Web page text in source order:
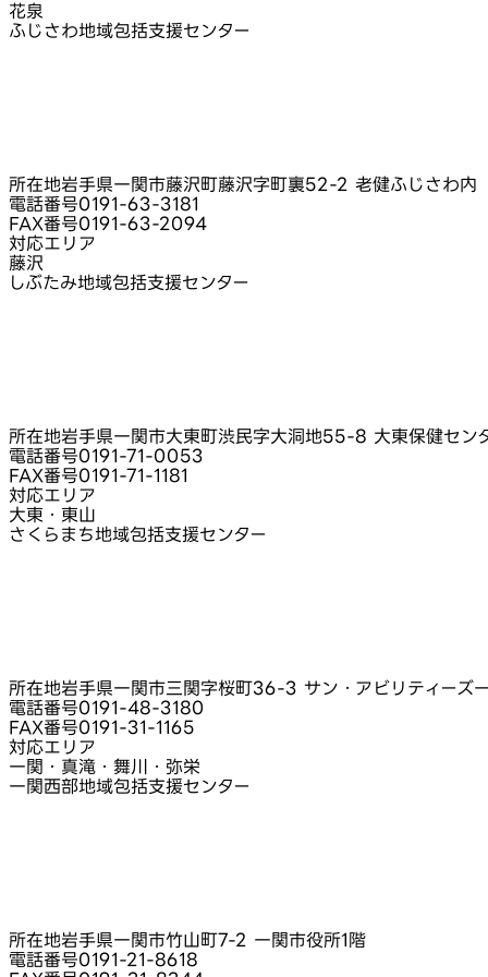
花泉
ふじさわ地域包括支援センター
所在地岩手県一関市藤沢町藤沢字町裏52-2 老健ふじさわ内
電話番号0191-63-3181
FAX番号0191-63-2094
対応エリア
藤沢
しぶたみ地域包括支援センター
所在地岩手県一関市大東町渋民字大洞地55-8 大東保健セン
電話番号0191-71-0053
FAX番号0191-71-1181
対応エリア
大東・東山
さくらまち地域包括支援センター
所在地岩手県一関市三関字桜町36-3 サン・アビリティーズ
電話番号0191-48-3180
FAX番号0191-31-1165
対応エリア
一関・真滝・舞川・弥栄
一関西部地域包括支援センター
所在地岩手県一関市竹山町7-2 一関市役所1階
電話番号0191-21-8618